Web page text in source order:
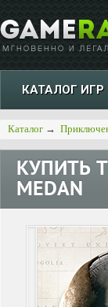
КАТАЛОГ ИГР
Каталог →
КУПИТЬ
MEDAN